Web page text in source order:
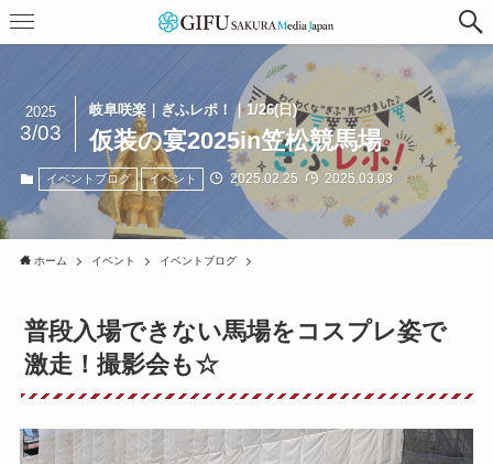
岐阜咲楽｜ぎふレポ！｜1/26(日)
仮装の宴2025in笠松競馬場
2025
3/03
イベントブログ イベント 2025.02.25 2025.03.03
ホーム イベント イベントブログ
普段入場できない馬場をコスプレ姿で
激走！撮影会も☆